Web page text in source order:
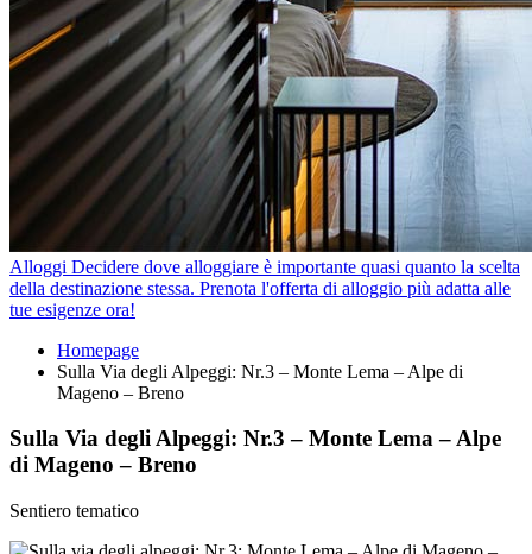
Alloggi Decidere dove alloggiare è importante quasi quanto la scelta
della destinazione stessa. Prenota l'offerta di alloggio più adatta alle
tue esigenze ora!
Homepage
Sulla Via degli Alpeggi: Nr.3 – Monte Lema – Alpe di
Mageno – Breno
Sulla Via degli Alpeggi: Nr.3 – Monte Lema – Alpe
di Mageno – Breno
Sentiero tematico